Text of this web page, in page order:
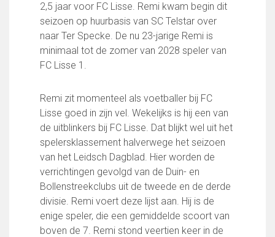
Teams
FC Lisse 1
FC Lisse 2
Toegangs- en seizoenskaarten
Vrouwen 1
Vrouwen- en meidenvoetbal
7 tegen 7 Voetbal (35+)
Zaalvoetbal
Walking Football
Programma
Onze opleiding
Jeugdopleiding FC Lisse
2,5 jaar voor FC Lisse. Remi kwam begin dit
seizoen op huurbasis van SC Telstar over
naar Ter Specke. De nu 23-jarige Remi is
minimaal tot de zomer van 2028 speler van
FC Lisse 1.
Remi zit momenteel als voetballer bij FC
Lisse goed in zijn vel. Wekelijks is hij een van
de uitblinkers bij FC Lisse. Dat blijkt wel uit het
spelersklassement halverwege het seizoen
van het Leidsch Dagblad. Hier worden de
verrichtingen gevolgd van de Duin- en
Bollenstreekclubs uit de tweede en de derde
divisie. Remi voert deze lijst aan. Hij is de
enige speler, die een gemiddelde scoort van
boven de 7. Remi stond veertien keer in de